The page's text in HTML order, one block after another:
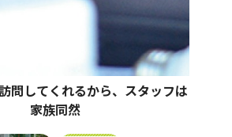
問してくれるから、スタッフは
家族同然